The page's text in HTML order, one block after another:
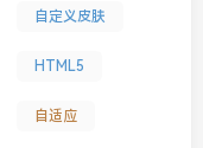
自定义皮肤
HTML5
自适应